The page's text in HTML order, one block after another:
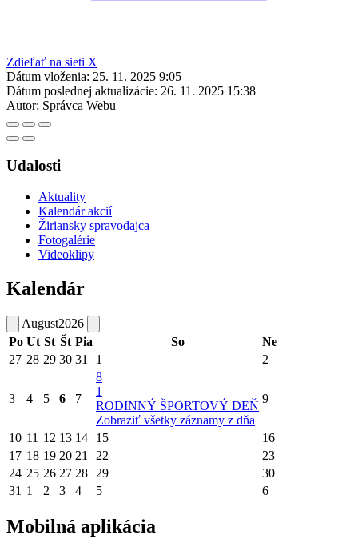
Zdieľať na sieti X
Dátum vloženia: 25. 11. 2025 9:05
Dátum poslednej aktualizácie: 26. 11. 2025 15:38
Autor: Správca Webu
Udalosti
Aktuality
Kalendár akcií
Žiriansky spravodajca
Fotogalérie
Videoklipy
Kalendár
August2026
Po Ut St Št Pia So
Ne
27 28 29 30 31 1 2
3 4 5 6 7
8
1
RODINNÝ ŠPORTOVÝ DEŇ
Zobraziť všetky záznamy z dňa
9
10 11 12 13 14 15
16
17 18 19 20 21 22
23
24 25 26 27 28 29
30
31 1 2 3 4 5 6
Mobilná aplikácia